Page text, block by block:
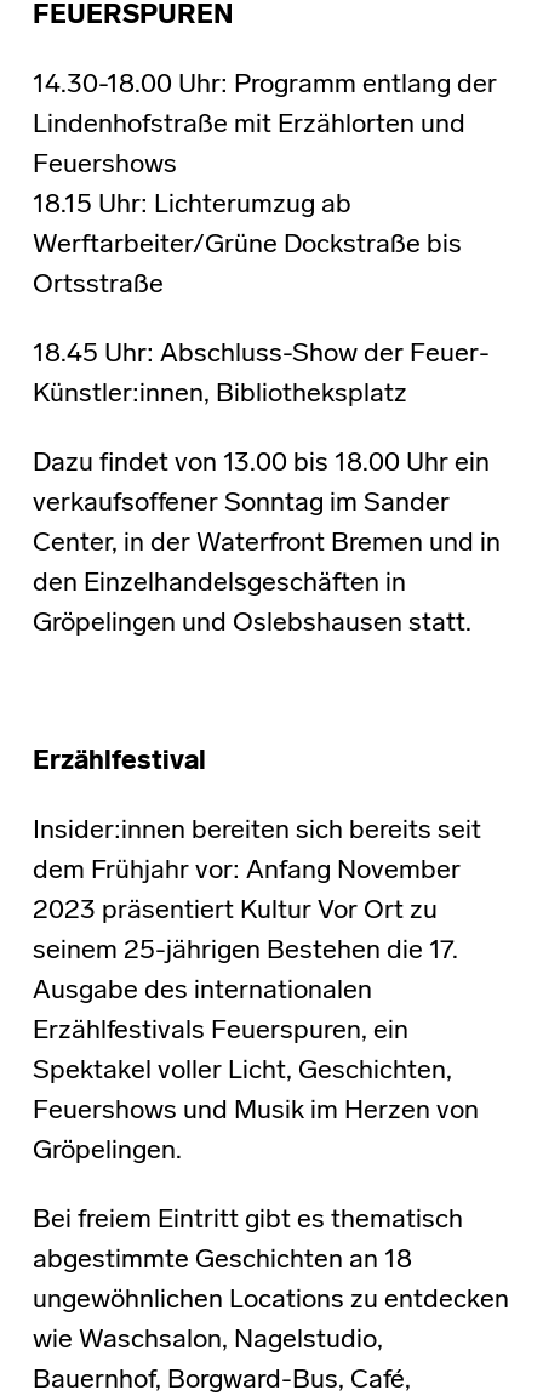
FEUERSPUREN
14.30-18.00 Uhr: Programm entlang der
Lindenhofstraße mit Erzählorten und
Feuershows
18.15 Uhr: Lichterumzug ab
Werftarbeiter/Grüne Dockstraße bis
Ortsstraße
18.45 Uhr: Abschluss-Show der Feuer-
Künstler:innen, Bibliotheksplatz
Dazu findet von 13.00 bis 18.00 Uhr ein
verkaufsoffener Sonntag im Sander
Center, in der Waterfront Bremen und in
den Einzelhandelsgeschäften in
Gröpelingen und Oslebshausen statt.
Erzählfestival
Insider:innen bereiten sich bereits seit
dem Frühjahr vor: Anfang November
2023 präsentiert Kultur Vor Ort zu
seinem 25-jährigen Bestehen die 17.
Ausgabe des internationalen
Erzählfestivals Feuerspuren, ein
Spektakel voller Licht, Geschichten,
Feuershows und Musik im Herzen von
Gröpelingen.
Bei freiem Eintritt gibt es thematisch
abgestimmte Geschichten an 18
ungewöhnlichen Locations zu entdecken
wie Waschsalon, Nagelstudio,
Bauernhof, Borgward-Bus, Café,